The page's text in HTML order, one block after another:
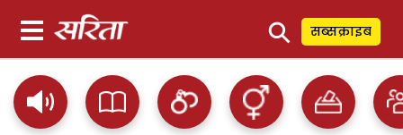
⚲ सब्सक्राइब